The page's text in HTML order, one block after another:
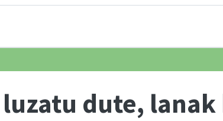
luzatu dute,